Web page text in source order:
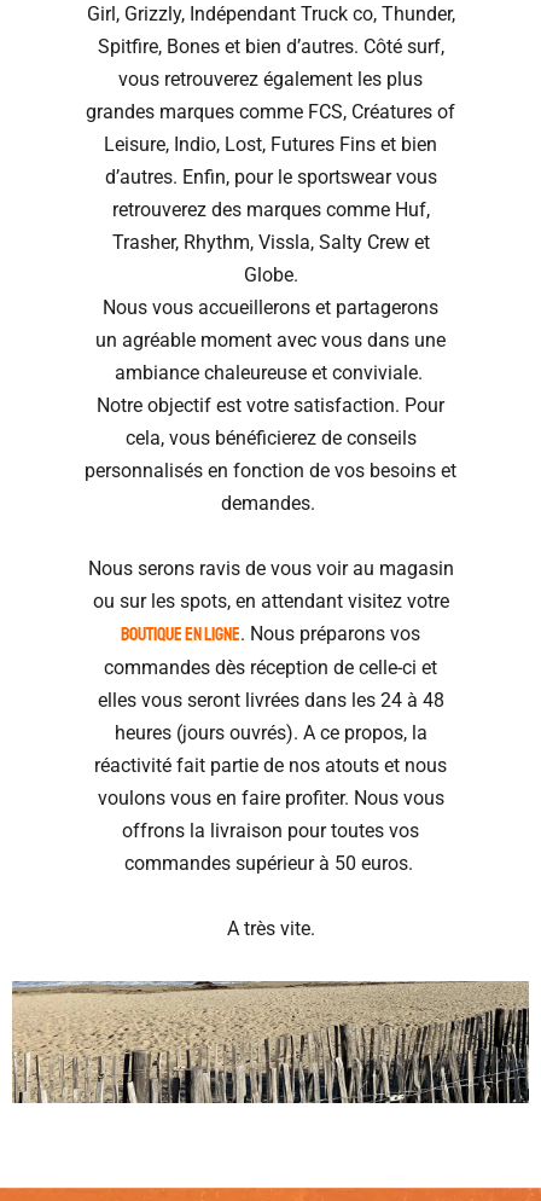
Girl, Grizzly, Indépendant Truck co, Thunder,
Spitfire, Bones et bien d’autres. Côté surf,
vous retrouverez également les plus
grandes marques comme FCS, Créatures of
Leisure, Indio, Lost, Futures Fins et bien
d’autres. Enfin, pour le sportswear vous
retrouverez des marques comme Huf,
Trasher, Rhythm, Vissla, Salty Crew et
Globe.
Nous vous accueillerons et partagerons
un agréable moment avec vous dans une
ambiance chaleureuse et conviviale.
Notre objectif est votre satisfaction. Pour
cela, vous bénéficierez de conseils
personnalisés en fonction de vos besoins et
demandes.
Nous serons ravis de vous voir au magasin
ou sur les spots, en attendant visitez votre
boutique en ligne. Nous préparons vos
commandes dès réception de celle-ci et
elles vous seront livrées dans les 24 à 48
heures (jours ouvrés). A ce propos, la
réactivité fait partie de nos atouts et nous
voulons vous en faire profiter. Nous vous
offrons la livraison pour toutes vos
commandes supérieur à 50 euros.
A très vite.